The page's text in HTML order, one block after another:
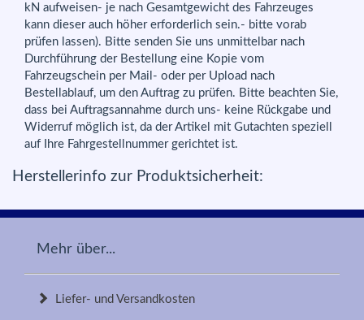
kN aufweisen- je nach Gesamtgewicht des Fahrzeuges
kann dieser auch höher erforderlich sein.- bitte vorab
prüfen lassen). Bitte senden Sie uns unmittelbar nach
Durchführung der Bestellung eine Kopie vom
Fahrzeugschein per Mail- oder per Upload nach
Bestellablauf, um den Auftrag zu prüfen. Bitte beachten Sie,
dass bei Auftragsannahme durch uns- keine Rückgabe und
Widerruf möglich ist, da der Artikel mit Gutachten speziell
auf Ihre Fahrgestellnummer gerichtet ist.
Herstellerinfo zur Produktsicherheit:
Mehr über...
Liefer- und Versandkosten